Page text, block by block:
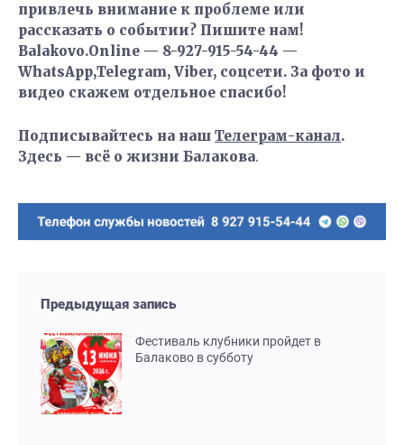
привлечь внимание к проблеме или
рассказать о событии? Пишите нам!
Balakovo.Online — 8-927-915-54-44 —
WhatsApp,Telegram, Viber, соцсети. За фото и
видео скажем отдельное спасибо!
Подписывайтесь на наш Телеграм-канал.
Здесь — всё о жизни Балакова.
Предыдущая запись
Фестиваль клубники пройдет в
Балаково в субботу